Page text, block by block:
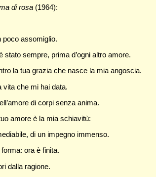
di rosa(1964):
poco assomiglio.
sempre, prima d’ogni altro amore.
la tua grazia che nasce la mia angoscia.
vita che mi hai data.
di corpi senza anima.
amore è la mia schiavitù:
di un impegno immenso.
forma: ora è finita.
dalla ragione.